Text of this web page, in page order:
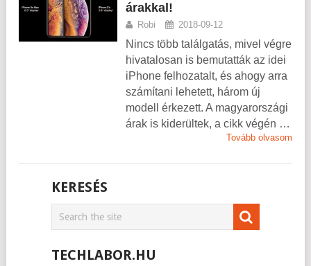
árakkal!
Robi 2018-09-12
Nincs több találgatás, mivel végre
hivatalosan is bemutatták az idei
iPhone felhozatalt, és ahogy arra
számítani lehetett, három új
modell érkezett. A magyarországi
árak is kiderültek, a cikk végén …
Tovább olvasom
KERESÉS
TECHLABOR.HU